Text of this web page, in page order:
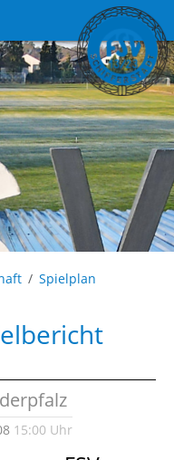
Spielplan
15:00 Uhr